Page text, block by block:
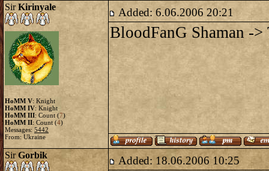
SirKirinyale
HoMM V: Knight
HoMM IV: Knight
HoMM III: Count (7)
HoMM II: Count (4)
Messages: 5442
From: Ukraine
Added: 6.06.2006 20:21
BloodFanG Shaman ->
SirGorbik Added: 18.06.2006 10:25